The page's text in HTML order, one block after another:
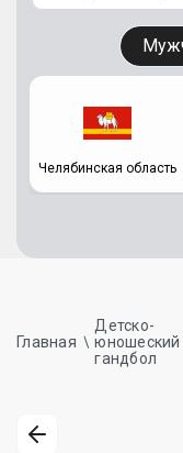
Челябинская область
Главная
Детско-
юношеский
гандбол